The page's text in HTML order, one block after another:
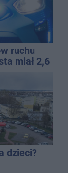
ruchu
miał 2,6
dzieci?